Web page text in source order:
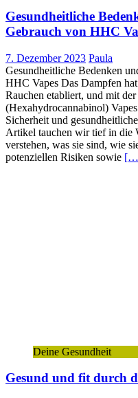
Gesundheitliche
Gebrauch von HHC
7. Dezember 2023 Paula
Gesundheitliche Bedenken
HHC Vapes Das Dampfen
Rauchen etabliert, und mit
(Hexahydrocannabinol)
Sicherheit und
Artikel tauchen wir tief in die
verstehen, was sie sind, wie
potenziellen Risiken sowie
Deine Gesundheit
Gesund und fit durch